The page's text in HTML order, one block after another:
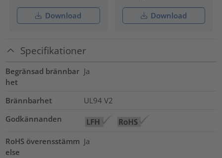
Download Download
Specifikationer
Begränsad brännbar
het
Ja
Brännbarhet
UL94 V2
Godkännanden
RoHS överensstämm
else
Ja